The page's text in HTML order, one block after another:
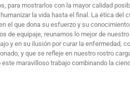
para mostrarlos con la mayor calidad
la vida hasta el final. La ética del
el que dona su esfuerzo y su
de equipaje, reunamos lo mejor de
y en su ilusión por curar la enfermedad,
y que se refleje en nuestro rostro
maravilloso trabajo combinando la